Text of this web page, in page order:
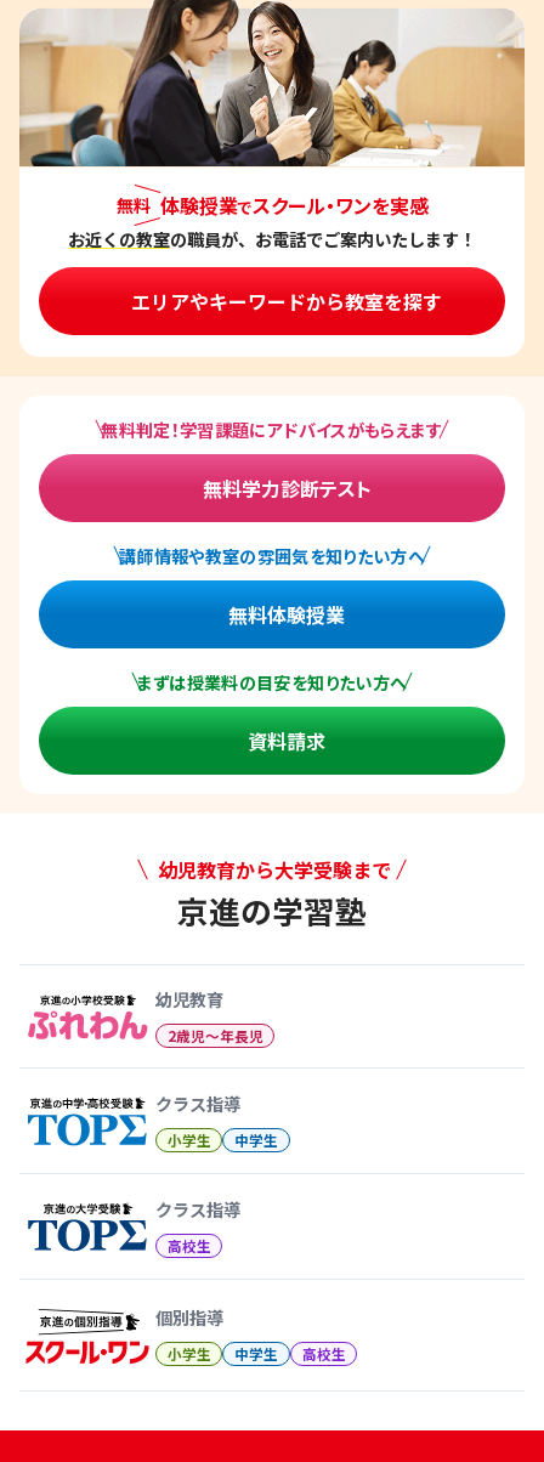
無料 体験授業でスクール・ワンを実感
お近くの教室の職員が、お電話でご案内いたします！
エリアやキーワードから教室を探す
無料判定！学習課題にアドバイスがもらえます
無料学力診断テスト
講師情報や教室の雰囲気を知りたい方へ
無料体験授業
まずは授業料の目安を知りたい方へ
資料請求
幼児教育から大学受験まで
京進の学習塾
幼児教育
2歳児〜年長児
クラス指導
小学生 中学生
クラス指導
高校生
個別指導
小学生 中学生 高校生